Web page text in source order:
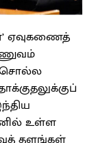
ஏவுகணைத்
சொல்ல
உள்ள